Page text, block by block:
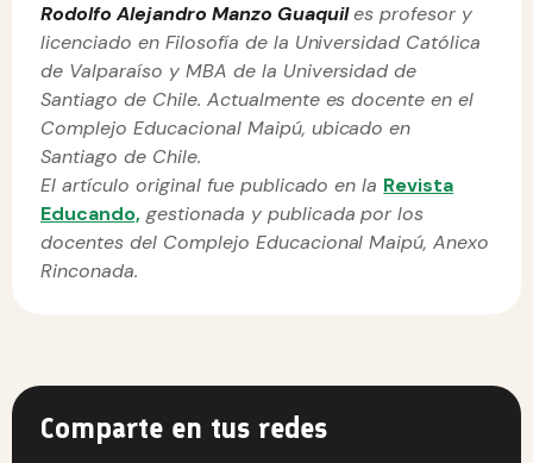
RodolfoAlejandro Manzo Guaquiles profesor y
licenciado en Filosofía de la Universidad Católica
de Valparaíso y MBA de la Universidad de
Santiago de Chile. Actualmente es docente en el
Complejo Educacional Maipú, ubicado en
Santiago de Chile.
El artículo original fue publicado en la Revista
Educando,gestionada y publicada por los
docentes del Complejo Educacional Maipú, Anexo
Rinconada.
Comparte en tus redes